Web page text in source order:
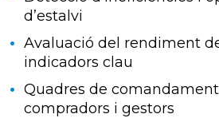
d’estalvi
Avaluació del rendiment
indicadors clau
Quadres de
compradors i gestors